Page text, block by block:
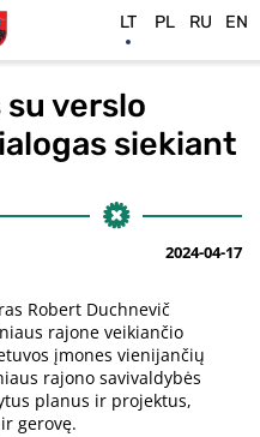
verslo
siekiant
2024-04-17
Robert Duchnevič
rajone veikiančio
įmones vienijančių
rajono savivaldybės
planus ir projektus,
gerovę.
LT PL RU EN